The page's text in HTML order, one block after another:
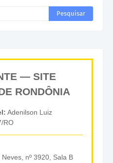
— SITE
RONDÔNIA
Adenilson Luiz
RO
nº 3920, Sala B